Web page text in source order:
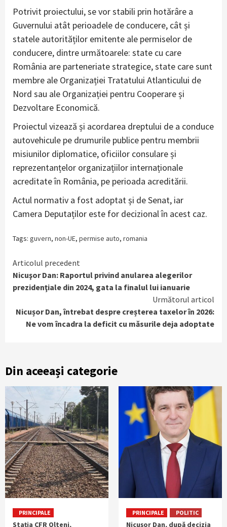
Potrivit proiectului, se vor stabili prin hotărâre a
Guvernului atât perioadele de conducere, cât și
statele autorităților emitente ale permiselor de
conducere, dintre următoarele: state cu care
România are parteneriate strategice, state care sunt
membre ale Organizației Tratatului Atlanticului de
Nord sau ale Organizației pentru Cooperare și
Dezvoltare Economică.
Proiectul vizează și acordarea dreptului de a conduce
autovehicule pe drumurile publice pentru membrii
misiunilor diplomatice, oficiilor consulare și
reprezentanțelor organizațiilor internaționale
acreditate în România, pe perioada acreditării.
Actul normativ a fost adoptat și de Senat, iar
Camera Deputaților este for decizional în acest caz.
Tags: guvern, non-UE, permise auto, romania
Continue
Reading
Articolul precedent
Nicuşor Dan: Raportul privind anularea alegerilor
prezidenţiale din 2024, gata la finalul lui ianuarie
Următorul articol
Nicușor Dan, întrebat despre creșterea taxelor în 2026:
Ne vom încadra la deficit cu măsurile deja adoptate
Din aceeași categorie
PRINCIPALE
Stația CFR Olteni,
PRINCIPALE POLITIC
Nicuşor Dan, după decizia